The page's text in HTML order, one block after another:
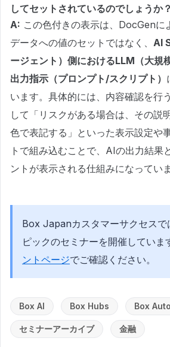
してセットされているのでしょうか？
A: この色付きの表示は、DocGenに
データへの値のセットではなく、 AI
ージェント）側におけるLLM（大規
出力指示（プロンプト/スクリプト）
います。具体的には、内容確認を行
して「リスクがある場合は、その説
色で表記する」といった表示設定や
トで組み込むことで、AIの出力結果
ントが表示される仕組みになっていま
Box Japanカスタマーサクセスで
ピックのセミナーを開催していま
ントページでご確認ください。
Box AI Box Hubs Box
セミナーアーカイブ 金融